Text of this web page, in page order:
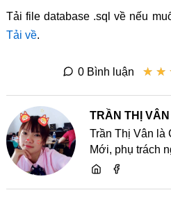
Tải file database .sql về nếu
Tải về.
★ ★
★ ★
0 Bình luận
TRẦN THỊ VÂN
Trần Thị Vân là
Mới, phụ trách
dung và chia sẻ